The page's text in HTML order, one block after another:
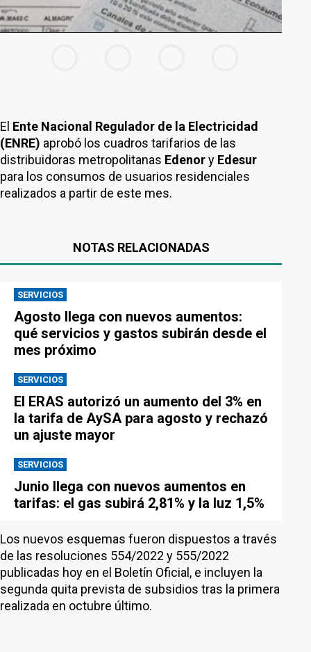
El Ente Nacional Regulador de la Electricidad
(ENRE) aprobó los cuadros tarifarios de las
distribuidoras metropolitanas Edenory Edesur
para los consumos de usuarios residenciales
realizados a partir de este mes.
NOTAS RELACIONADAS
SERVICIOS
Agosto llega con nuevos aumentos:
qué servicios y gastos subirán desde el
mes próximo
SERVICIOS
El ERAS autorizó un aumento del 3% en
la tarifa de AySA para agosto y rechazó
un ajuste mayor
SERVICIOS
Junio llega con nuevos aumentos en
tarifas: el gas subirá 2,81% y la luz 1,5%
Los nuevos esquemas fueron dispuestos a través
de las resoluciones 554/2022 y 555/2022
publicadas hoy en el Boletín Oficial, e incluyen la
segunda quita prevista de subsidios tras la primera
realizada en octubre último.